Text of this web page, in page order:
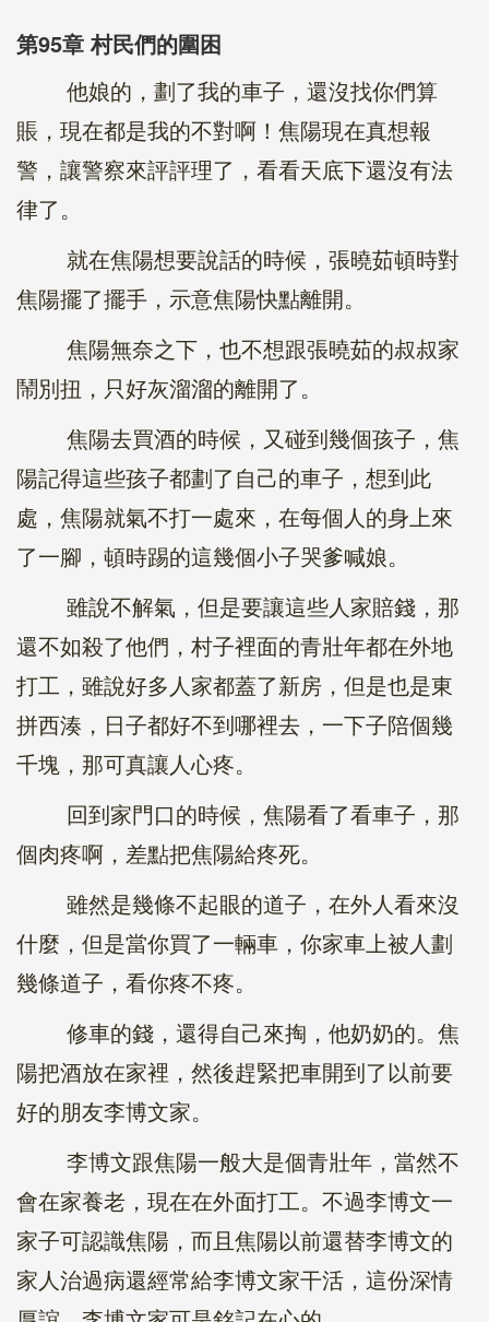
第95章 村民們的圍困
他娘的，劃了我的車子，還沒找你們算
賬，現在都是我的不對啊！焦陽現在真想報
警，讓警察來評評理了，看看天底下還沒有法
律了。
就在焦陽想要說話的時候，張曉茹頓時對
焦陽擺了擺手，示意焦陽快點離開。
焦陽無奈之下，也不想跟張曉茹的叔叔家
鬧別扭，只好灰溜溜的離開了。
焦陽去買酒的時候，又碰到幾個孩子，焦
陽記得這些孩子都劃了自己的車子，想到此
處，焦陽就氣不打一處來，在每個人的身上來
了一腳，頓時踢的這幾個小子哭爹喊娘。
雖說不解氣，但是要讓這些人家賠錢，那
還不如殺了他們，村子裡面的青壯年都在外地
打工，雖說好多人家都蓋了新房，但是也是東
拼西湊，日子都好不到哪裡去，一下子陪個幾
千塊，那可真讓人心疼。
回到家門口的時候，焦陽看了看車子，那
個肉疼啊，差點把焦陽給疼死。
雖然是幾條不起眼的道子，在外人看來沒
什麼，但是當你買了一輛車，你家車上被人劃
幾條道子，看你疼不疼。
修車的錢，還得自己來掏，他奶奶的。焦
陽把酒放在家裡，然後趕緊把車開到了以前要
好的朋友李博文家。
李博文跟焦陽一般大是個青壯年，當然不
會在家養老，現在在外面打工。不過李博文一
家子可認識焦陽，而且焦陽以前還替李博文的
家人治過病還經常給李博文家干活，這份深情